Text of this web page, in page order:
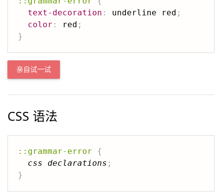
text-decoration : underline red ;
color : red ;
}
亲自试一试
CSS 语法
::grammar-error
{
css declarations ;
}